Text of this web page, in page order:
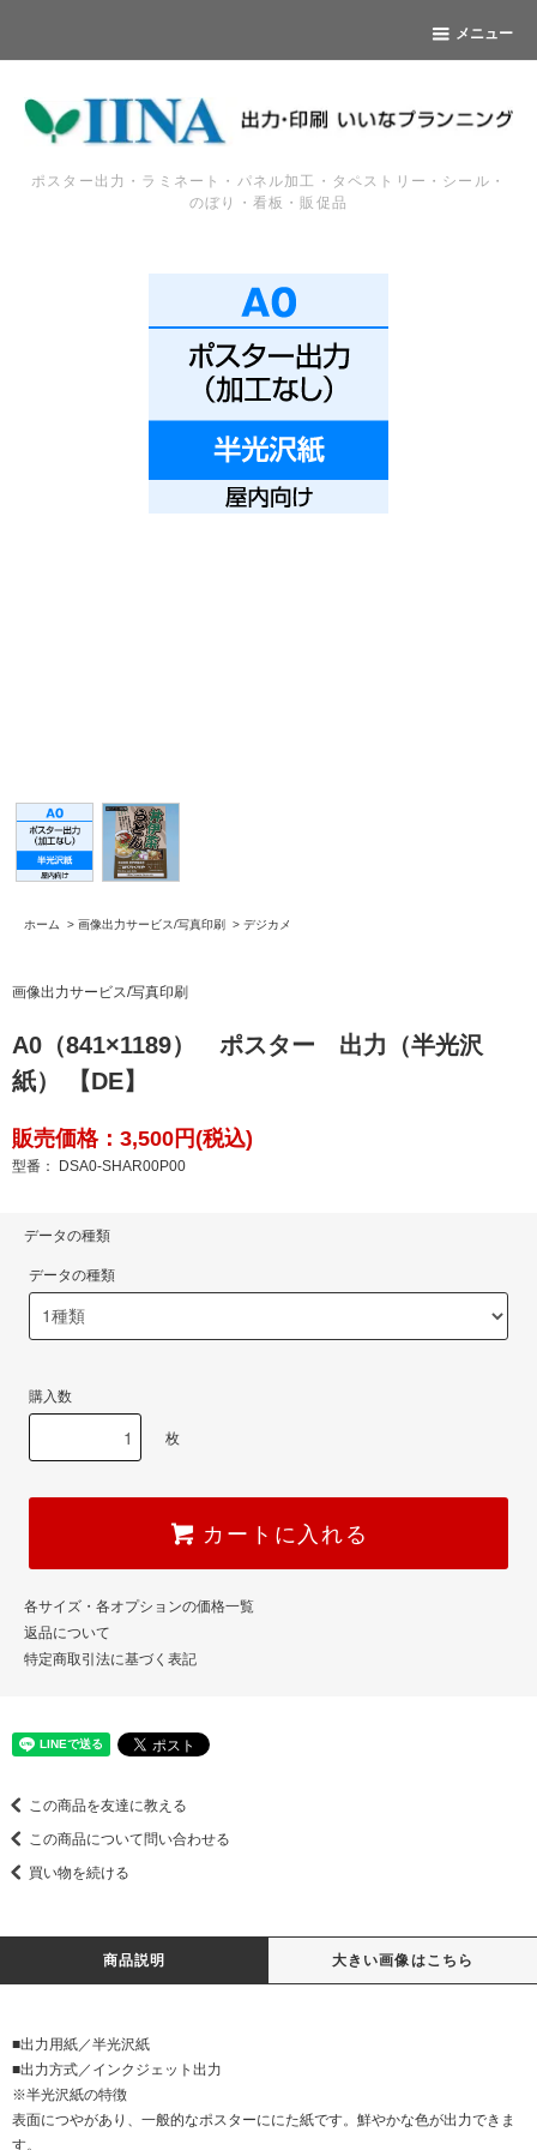
メニュー
ポスター出力・ラミネート・パネル加工・タペストリー・シール・
のぼり・看板・販促品
ホーム > 画像出力サービス/写真印刷 > デジカメ
画像出力サービス/写真印刷
A0（841×1189） ポスター 出力（半光沢
紙） 【DE】
販売価格：3,500円(税込)
型番： DSA0-SHAR00P00
データの種類
データの種類
購入数
枚
カートに入れる
各サイズ・各オプションの価格一覧
返品について
特定商取引法に基づく表記
この商品を友達に教える
この商品について問い合わせる
買い物を続ける
商品説明 大きい画像はこちら
■出力用紙／半光沢紙
■出力方式／インクジェット出力
※半光沢紙の特徴
表面につやがあり、一般的なポスターににた紙です。鮮やかな色が出力できま
す。